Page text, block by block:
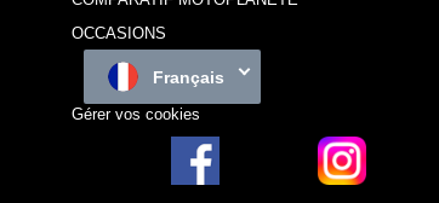
OCCASIONS
Français
Gérer vos cookies